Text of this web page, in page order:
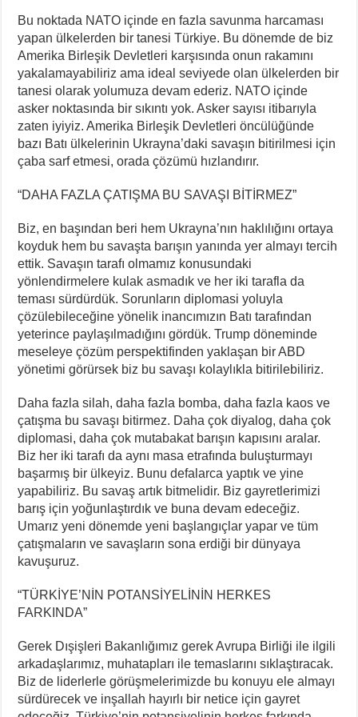
Bu noktada NATO içinde en fazla savunma harcaması
yapan ülkelerden bir tanesi Türkiye. Bu dönemde de biz
Amerika Birleşik Devletleri karşısında onun rakamını
yakalamayabiliriz ama ideal seviyede olan ülkelerden bir
tanesi olarak yolumuza devam ederiz. NATO içinde
asker noktasında bir sıkıntı yok. Asker sayısı itibarıyla
zaten iyiyiz. Amerika Birleşik Devletleri öncülüğünde
bazı Batı ülkelerinin Ukrayna’daki savaşın bitirilmesi için
çaba sarf etmesi, orada çözümü hızlandırır.
“DAHA FAZLA ÇATIŞMA BU SAVAŞI BİTİRMEZ”
Biz, en başından beri hem Ukrayna’nın haklılığını ortaya
koyduk hem bu savaşta barışın yanında yer almayı tercih
ettik. Savaşın tarafı olmamız konusundaki
yönlendirmelere kulak asmadık ve her iki tarafla da
teması sürdürdük. Sorunların diplomasi yoluyla
çözülebileceğine yönelik inancımızın Batı tarafından
yeterince paylaşılmadığını gördük. Trump döneminde
meseleye çözüm perspektifinden yaklaşan bir ABD
yönetimi görürsek biz bu savaşı kolaylıkla bitirilebiliriz.
Daha fazla silah, daha fazla bomba, daha fazla kaos ve
çatışma bu savaşı bitirmez. Daha çok diyalog, daha çok
diplomasi, daha çok mutabakat barışın kapısını aralar.
Biz her iki tarafı da aynı masa etrafında buluşturmayı
başarmış bir ülkeyiz. Bunu defalarca yaptık ve yine
yapabiliriz. Bu savaş artık bitmelidir. Biz gayretlerimizi
barış için yoğunlaştırdık ve buna devam edeceğiz.
Umarız yeni dönemde yeni başlangıçlar yapar ve tüm
çatışmaların ve savaşların sona erdiği bir dünyaya
kavuşuruz.
“TÜRKİYE’NİN POTANSİYELİNİN HERKES
FARKINDA”
Gerek Dışişleri Bakanlığımız gerek Avrupa Birliği ile ilgili
arkadaşlarımız, muhatapları ile temaslarını sıklaştıracak.
Biz de liderlerle görüşmelerimizde bu konuyu ele almayı
sürdürecek ve inşallah hayırlı bir netice için gayret